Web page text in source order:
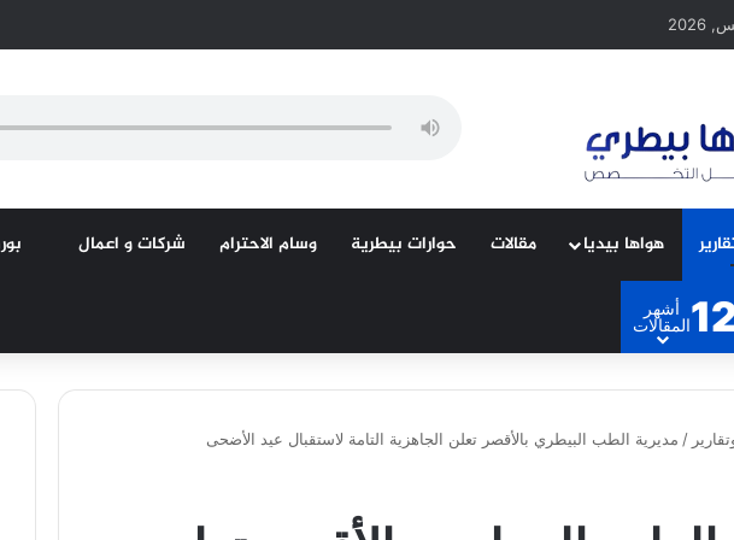
هواها بيديا مقالات حوارات بيطرية وسام الاحترام شركات و اعمال
أشهر
المقالات
/ مديرية الطب البيطري بالأقصر تعلن الجاهزية التامة لاستقبال عيد الأضحى